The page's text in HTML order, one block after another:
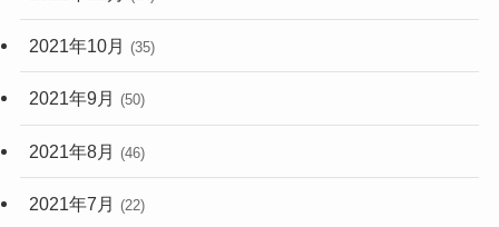
2021年10月 (35)
2021年9月 (50)
2021年8月 (46)
2021年7月 (22)